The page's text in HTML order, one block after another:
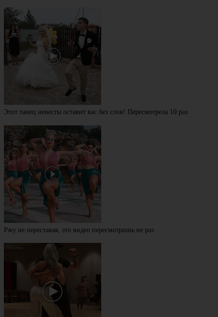
Этот танец невесты оставит вас без слов! Пересмотрела 10 раз
Ржу не переставая, это видео пересмотришь не раз